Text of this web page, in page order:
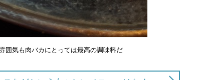
囲気も肉バカにとっては最高の調味料だ